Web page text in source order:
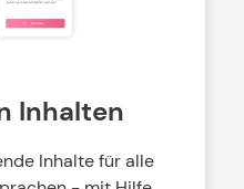
Inhalten
Inhalte für alle